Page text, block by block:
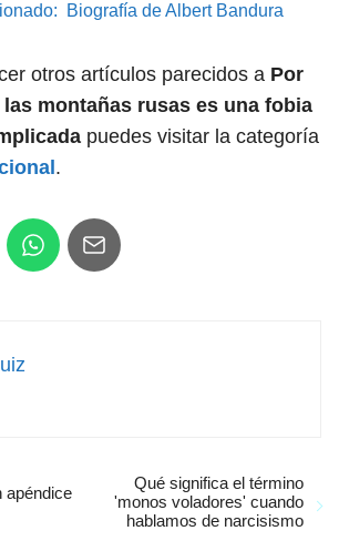
Biografía de Albert Bandura
otros artículos parecidos a Por
montañas rusas es una fobia
puedes visitar la categoría
.
apéndice
Qué significa el término
'monos voladores' cuando
hablamos de narcisismo